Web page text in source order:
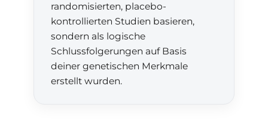
randomisierten, placebo-
kontrollierten Studien basieren,
sondern als logische
Schlussfolgerungen auf Basis
deiner genetischen Merkmale
erstellt wurden.